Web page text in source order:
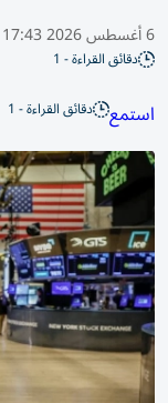
6 أغسطس 2026 17:43 مساء
دقائق القراءة - 1
استمع دقائق القراءة - 1